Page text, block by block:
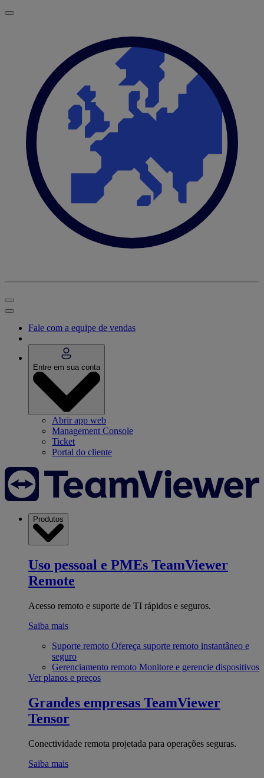
Fale com a equipe de vendas
Entre em sua conta
Abrir app web
Management Console
Ticket
Portal do cliente
Produtos
Uso pessoal e PMEs TeamViewer
Remote
Acesso remoto e suporte de TI rápidos e seguros.
Saiba mais
Suporte remoto Ofereça suporte remoto instantâneo e
seguro
Gerenciamento remoto Monitore e gerencie dispositivos
Ver planos e preços
Grandes empresas TeamViewer
Tensor
Conectividade remota projetada para operações seguras.
Saiba mais